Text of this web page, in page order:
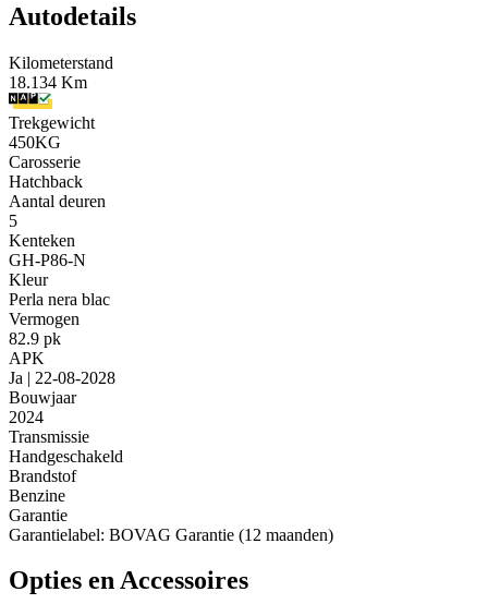
Autodetails
Kilometerstand
18.134 Km
Trekgewicht
450KG
Carosserie
Hatchback
Aantal deuren
5
Kenteken
GH-P86-N
Kleur
Perla nera blac
Vermogen
82.9 pk
APK
Ja | 22-08-2028
Bouwjaar
2024
Transmissie
Handgeschakeld
Brandstof
Benzine
Garantie
Garantielabel: BOVAG Garantie (12 maanden)
Opties en Accessoires